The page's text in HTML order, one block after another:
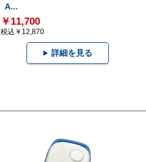
A...
￥11,700
税込￥12,870
詳細を見る